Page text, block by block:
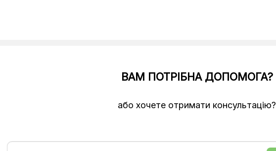
ВАМ ПОТРІБНА ДОПОМОГА?
або хочете отримати консультацію?